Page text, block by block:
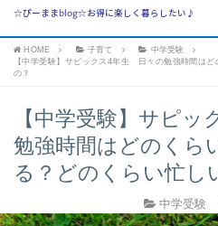
☆ぴーままblog☆お得に楽しく暮らしたい♪
HOME 子育て
中学受験
【中学受験】サピックス4年生 日々の勉強時間は
の？
【中学受験】サピ
勉強時間はどのくら
る？どのくらい忙し
中学受験